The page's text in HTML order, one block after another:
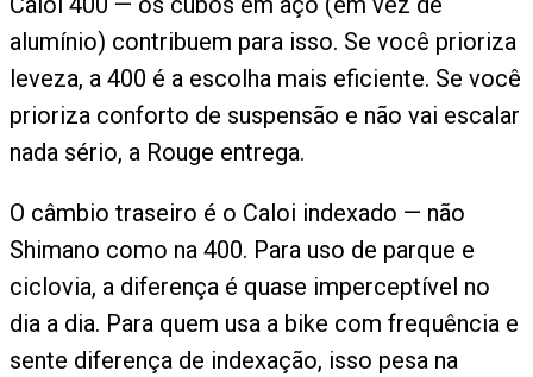
alumínio) contribuem para isso. Se você prioriza
leveza, a 400 é a escolha mais eficiente. Se você
prioriza conforto de suspensão e não vai escalar
nada sério, a Rouge entrega.
O câmbio traseiro é o Caloi indexado — não
Shimano como na 400. Para uso de parque e
ciclovia, a diferença é quase imperceptível no
dia a dia. Para quem usa a bike com frequência e
sente diferença de indexação, isso pesa na